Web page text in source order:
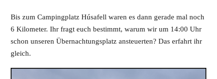
Bis zum Campingplatz Húsafell waren es dann gerade mal noch
6 Kilometer. Ihr fragt euch bestimmt, warum wir um 14:00 Uhr
schon unseren Übernachtungsplatz ansteuerten? Das erfahrt ihr
gleich.